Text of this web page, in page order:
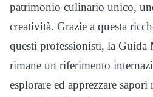
patrimonio culinario unico,
creatività. Grazie a questa
questi professionisti, la
rimane un riferimento
esplorare ed apprezzare